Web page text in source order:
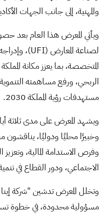
والمهنية، إلى جانب الجهات
ويأتي المعرض هذا العام بعد
لصناعة المعارض (UFI)،
المتخصصة، بما يعزز مكانة
الربحي، ورفع مساهمته
مستهدفات رؤية المملكة 2030.
وخبيرًا محليًا ودوليًا،
وفرص الاستدامة المالية، وتعزيز
الاجتماعي، ودور القطاع في
وتخلل المعرض تدشين "شركة
مسؤولية محدودة، في خطوة